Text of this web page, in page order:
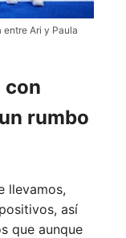
entre Ari y Paula
con
rumbo
llevamos,
así
que aunque